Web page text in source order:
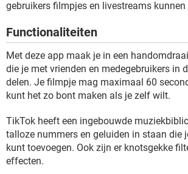
gebruikers filmpjes en livestreams kunnen
Functionaliteiten
Met deze app maak je in een
die je met vrienden en medegebruikers in
delen. Je filmpje mag maximaal 60
kunt het zo bont maken als je zelf wilt.
TikTok heeft een ingebouwde
talloze nummers en geluiden in staan die
kunt toevoegen. Ook zijn er knotsgekke
effecten.